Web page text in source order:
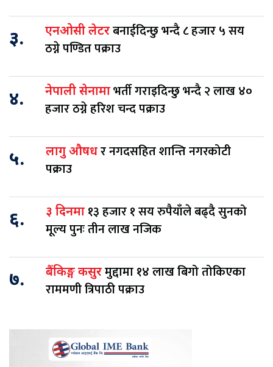
३. एनओसी लेटरबनाईदिन्छु भन्दै ८ हजार ५ सय
ठग्ने पण्डित पक्राउ
४. नेपाली सेनामाभर्ती गराइदिन्छु भन्दै २ लाख ४०
हजार ठग्ने हरिश चन्द पक्राउ
५. लागु औषधर नगदसहित शान्ति नगरकोटी
पक्राउ
६. ३ दिनमा १३ हजार १ सय रुपैयाँले बढ्दै सुनको
मूल्य पुनः तीन लाख नजिक
७. बैंकिङ्ग कसुरमुद्दामा १४ लाख बिगो तोकिएका
राममणी त्रिपाठी पक्राउ